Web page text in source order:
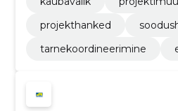
projekthanked
tarnekoordineerimine